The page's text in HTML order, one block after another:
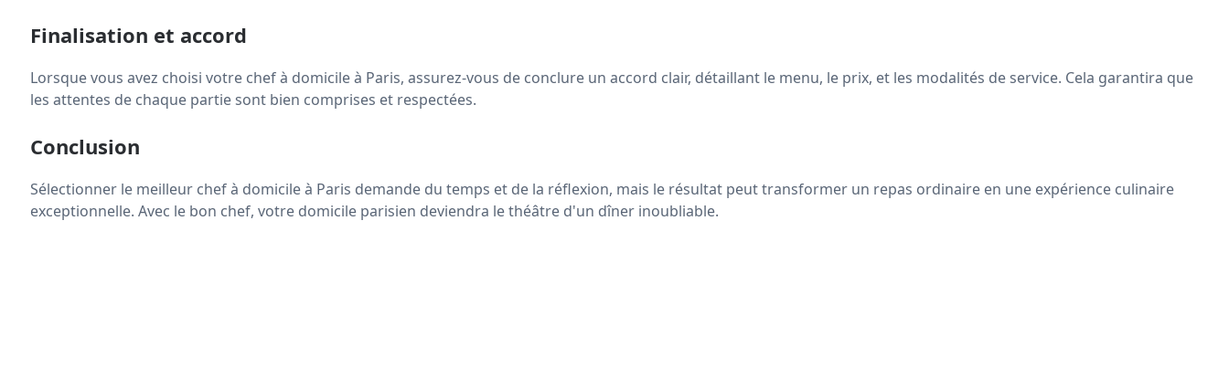
Finalisation et accord
Lorsque vous avez choisi votre chef à domicile à Paris, assurez-vous de conclure un accord clair, détaillant le menu, le prix, et les modalités de service. Cela garantira que
les attentes de chaque partie sont bien comprises et respectées.
Conclusion
Sélectionner le meilleur chef à domicile à Paris demande du temps et de la réflexion, mais le résultat peut transformer un repas ordinaire en une expérience culinaire
exceptionnelle. Avec le bon chef, votre domicile parisien deviendra le théâtre d'un dîner inoubliable.